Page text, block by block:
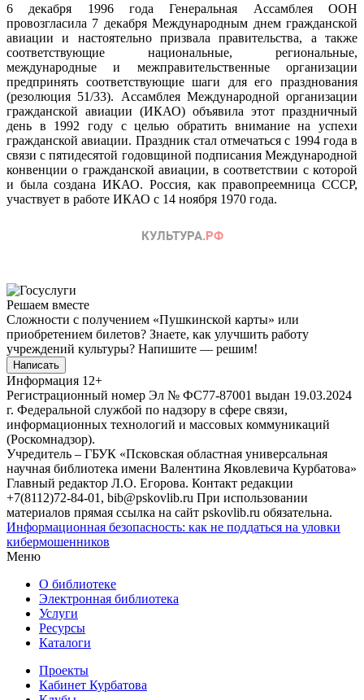
6 декабря 1996 года Генеральная Ассамблея ООН
провозгласила 7 декабря Международным днем гражданской
авиации и настоятельно призвала правительства, а также
соответствующие национальные, региональные,
международные и межправительственные организации
предпринять соответствующие шаги для его празднования
(резолюция 51/33). Ассамблея Международной организации
гражданской авиации (ИКАО) объявила этот праздничный
день в 1992 году с целью обратить внимание на успехи
гражданской авиации. Праздник стал отмечаться с 1994 года в
связи с пятидесятой годовщиной подписания Международной
конвенции о гражданской авиации, в соответствии с которой
и была создана ИКАО. Россия, как правопреемница СССР,
участвует в работе ИКАО с 14 ноября 1970 года.
Решаем вместе
Сложности с получением «Пушкинской карты» или
приобретением билетов? Знаете, как улучшить работу
учреждений культуры? Напишите — решим!
Написать
Информация 12+
Регистрационный номер Эл № ФС77-87001 выдан 19.03.2024
г. Федеральной службой по надзору в сфере связи,
информационных технологий и массовых коммуникаций
(Роскомнадзор).
Учредитель – ГБУК «Псковская областная универсальная
научная библиотека имени Валентина Яковлевича Курбатова»
Главный редактор Л.О. Егорова. Контакт редакции
+7(8112)72-84-01, bib@pskovlib.ru При использовании
материалов прямая ссылка на сайт pskovlib.ru обязательна.
Информационная безопасность: как не поддаться на уловки
кибермошенников
Меню
О библиотеке
Электронная библиотека
Услуги
Ресурсы
Каталоги
Проекты
Кабинет Курбатова